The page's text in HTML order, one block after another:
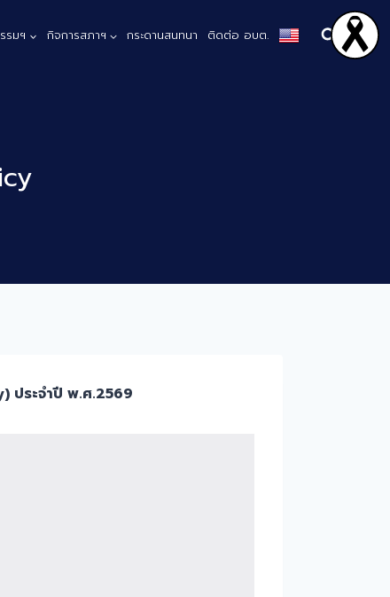
รมฯ กิจการสภาฯ กระดานสนทนา ติดต่อ อบต.
ประจำปี พ.ศ.2569